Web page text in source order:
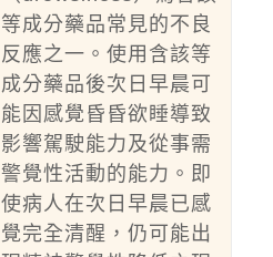
等成分藥品常見的不良
反應之一。使用含該等
成分藥品後次日早晨可
能因感覺昏昏欲睡導致
影響駕駛能力及從事需
警覺性活動的能力。即
使病人在次日早晨已感
覺完全清醒，仍可能出